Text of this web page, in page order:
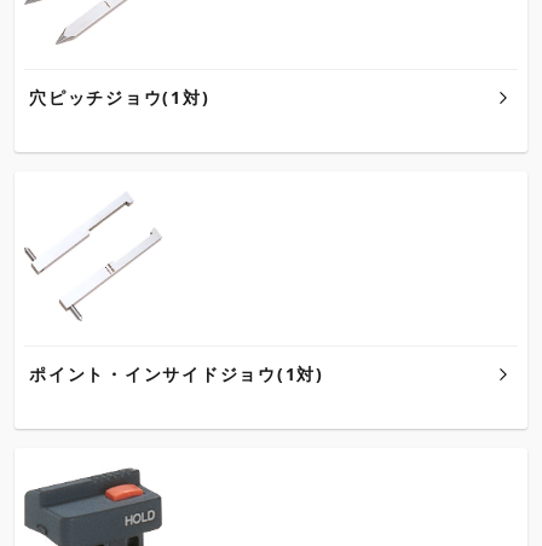
穴ピッチジョウ(1対)
ポイント・インサイドジョウ(1対)